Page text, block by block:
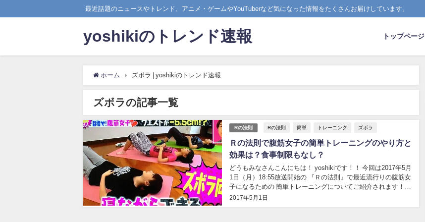
最近話題のニュースやトレンド、アニメ・ゲームやYouTuberなど気になった情報をたくさんお届けしています。
yoshikiのトレンド速報 トップページ
ホーム ズボラ | yoshikiのトレンド速報
ズボラの記事一覧
Rの法則 Rの法則 簡単 トレーニング ズボラ
Ｒの法則で腹筋女子の簡単トレーニングのやり方と
効果は？食事制限もなし？
2017年5月1日
どうもみなさんこんにちは！ yoshikiです！！ 今回は2017年5月
1日（月）18:55放送開始の 『Ｒの法則』で最近流行りの腹筋女
子になるための 簡単トレーニングについてご紹介されます！！
ズボラな女子でも出来る簡単トレーニングなので 見杏さんもぜ